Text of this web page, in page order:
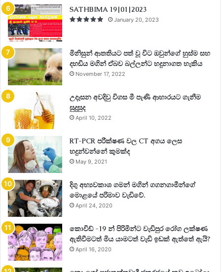
SATHBIMA 19|01|2023
January 20, 2023
මිනිසුන් ආතතියට පත් වූ විට ඔවුන්ගේ හුස්ම සහ
දහඩිය මගින් ඒබව බල්ලන්ට හදුනාගත හැකිය
November 17, 2022
උදෑසන අවදිවු විගස මී පැණි ආහාරයට ගැනීම
සුදුසුද
April 10, 2022
RT-PCR පරීක්ෂණ වල CT අගය ලෙස
හදුන්වන්නේ කුමක්ද
May 9, 2021
දිගු අභ්‍යවකාශ ගමන් මගින් ගගනගාමීන්ගේ
මොළයේ පරිමාව වැඩිවේ.
April 24, 2020
කොවිඩ් -19 න් පිරිමින්ට වැඩිපුර රෝග ලක්ෂණ
ඇතිවීමටත් මිය යාමටත් වැඩි ඉඩක් ඇත්තේ ඇයි?
April 16, 2020